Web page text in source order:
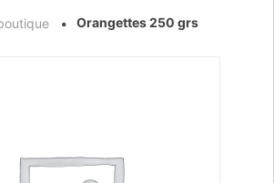
Orangettes 250 grs